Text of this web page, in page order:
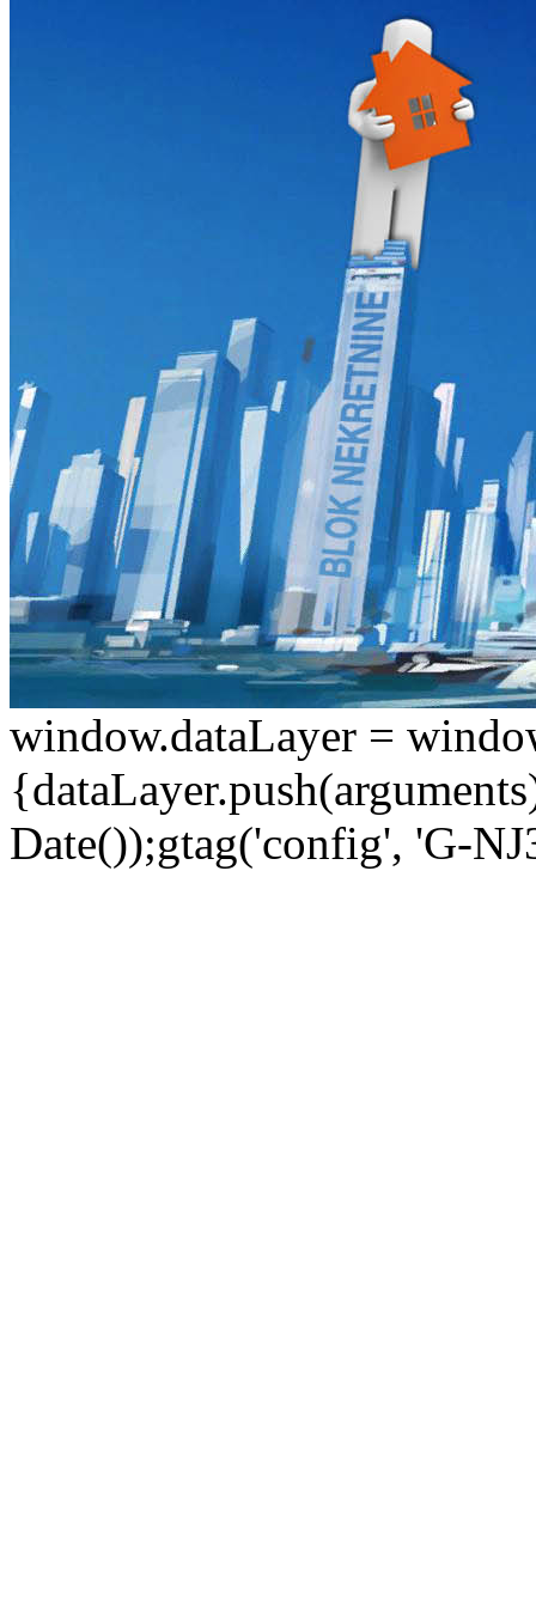
window.dataLayer =
Date());gtag('config', 'G-